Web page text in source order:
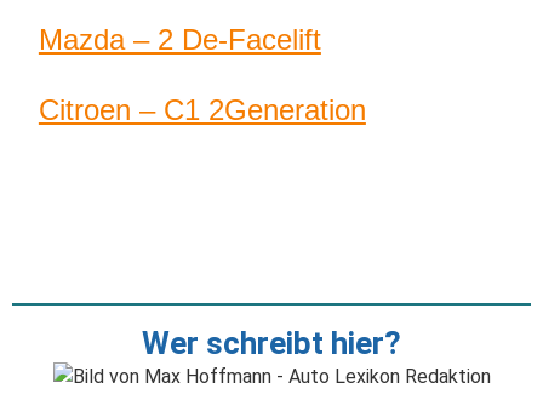
Mazda – 2 De-Facelift
Citroen – C1 2Generation
Wer schreibt hier?